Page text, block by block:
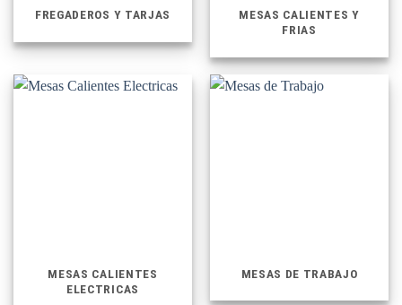
FREGADEROS Y TARJAS
MESAS CALIENTES Y
FRIAS
MESAS CALIENTES
ELECTRICAS
MESAS DE TRABAJO